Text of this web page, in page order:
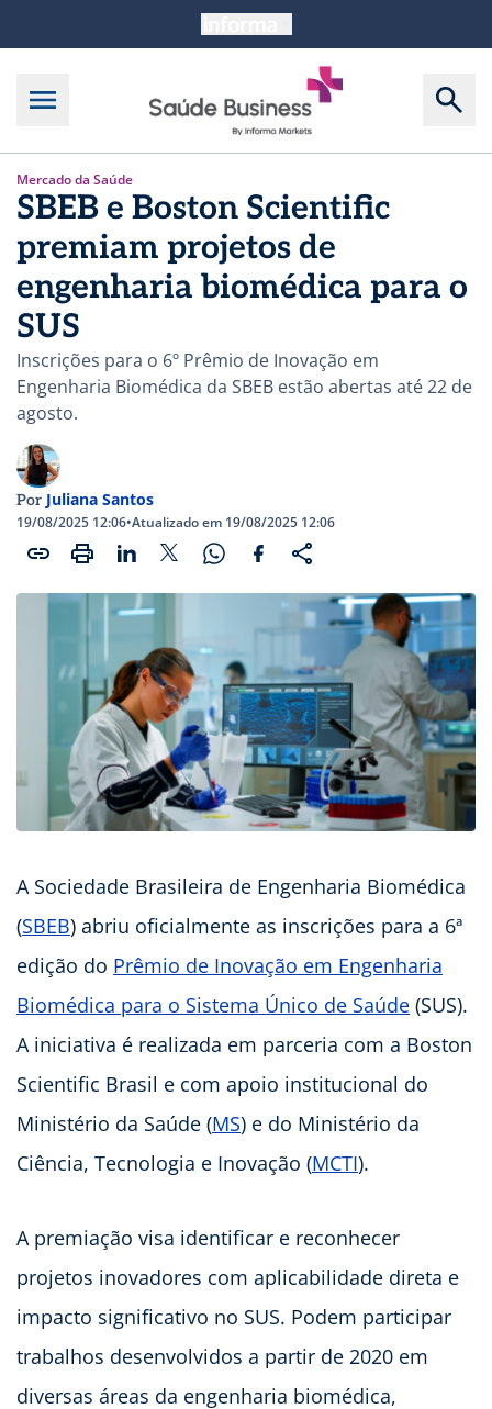
Mercado da Saúde
SBEB e Boston Scientific
premiam projetos de
engenharia biomédica para o
SUS
Inscrições para o 6º Prêmio de Inovação em
Engenharia Biomédica da SBEB estão abertas até 22 de
agosto.
Por Juliana Santos
19/08/2025 12:06•Atualizado em 19/08/2025 12:06
A Sociedade Brasileira de Engenharia Biomédica
(SBEB) abriu oficialmente as inscrições para a 6ª
edição do Prêmio de Inovação em Engenharia
Biomédica para o Sistema Único de Saúde (SUS).
A iniciativa é realizada em parceria com a Boston
Scientific Brasil e com apoio institucional do
Ministério da Saúde (MS) e do Ministério da
Ciência, Tecnologia e Inovação (MCTI).
A premiação visa identificar e reconhecer
projetos inovadores com aplicabilidade direta e
impacto significativo no SUS. Podem participar
trabalhos desenvolvidos a partir de 2020 em
diversas áreas da engenharia biomédica,